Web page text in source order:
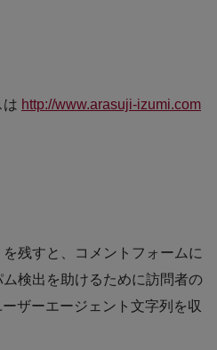
は http://www.arasuji-izumi.com
残すと、コメントフォームに
検出を助けるために訪問者の
ザーエージェント文字列を収